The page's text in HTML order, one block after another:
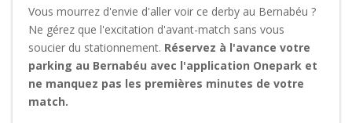
Vous mourrez d'envie d'aller voir ce derby au Bernabéu ?
Ne gérez que l'excitation d'avant-match sans vous
soucier du stationnement. Réservez à l'avance votre
parking au Bernabéu avec l'application Onepark et
ne manquez pas les premières minutes de votre
match.